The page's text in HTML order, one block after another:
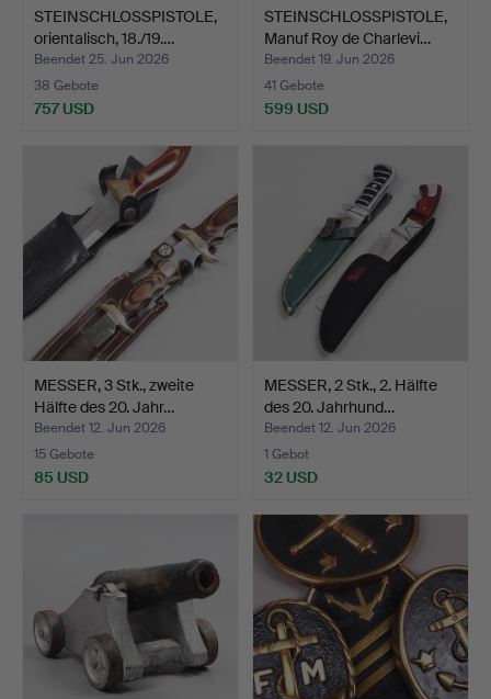
STEINSCHLOSSPISTOLE,
orientalisch, 18./19.…
Beendet 25. Jun 2026
38 Gebote
757 USD
STEINSCHLOSSPISTOLE,
Manuf Roy de Charlevi…
Beendet 19. Jun 2026
41 Gebote
599 USD
MESSER, 3 Stk., zweite
Hälfte des 20. Jahr…
Beendet 12. Jun 2026
15 Gebote
85 USD
MESSER, 2 Stk., 2. Hälfte
des 20. Jahrhund…
Beendet 12. Jun 2026
1 Gebot
32 USD